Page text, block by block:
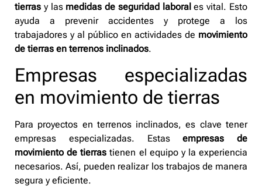
tierras y las medidas de seguridad laborales vital. Esto
ayuda a prevenir accidentes y protege a los
trabajadores y al público en actividades de movimiento
de tierras en terrenos inclinados.
Empresas especializadas
en movimiento de tierras
Para proyectos en terrenos inclinados, es clave tener
empresas especializadas. Estasempresas de
movimiento de tierras tienen el equipo y la experiencia
necesarios. Así, pueden realizar los trabajos de manera
segura y eficiente.